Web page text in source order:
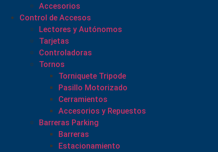
Accesorios
Control de Accesos
Lectores y Autónomos
Tarjetas
Controladoras
Tornos
Torniquete Tripode
Pasillo Motorizado
Cerramientos
Accesorios y Repuestos
Barreras Parking
Barreras
Estacionamiento